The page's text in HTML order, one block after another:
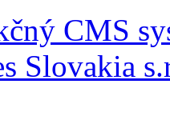
CMS
Slovakia